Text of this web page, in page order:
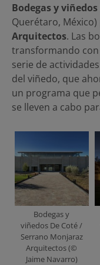
Bodegas y viñedos
Querétaro, México)
Arquitectos. Las
transformando con
serie de
del viñedo, que
un programa que
se lleven a cabo
Bodegas y
viñedos De Coté /
Serrano Monjaraz
Arquitectos (©
Jaime Navarro)